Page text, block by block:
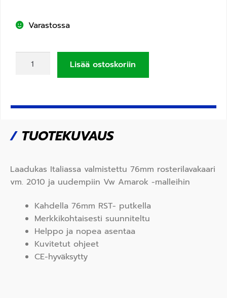
Varastossa
Lisää ostoskoriin
/TUOTEKUVAUS
Laadukas Italiassa valmistettu 76mm rosterilavakaari
vm. 2010 ja uudempiin Vw Amarok -malleihin
Kahdella 76mm RST- putkella
Merkkikohtaisesti suunniteltu
Helppo ja nopea asentaa
Kuvitetut ohjeet
CE-hyväksytty